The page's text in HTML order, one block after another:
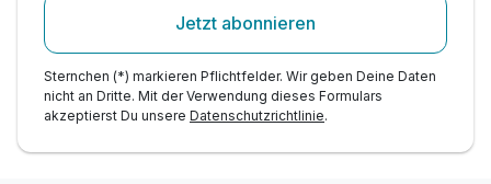
Jetzt abonnieren
Sternchen (*) markieren Pflichtfelder. Wir geben Deine Daten
nicht an Dritte. Mit der Verwendung dieses Formulars
akzeptierst Du unsere Datenschutzrichtlinie.